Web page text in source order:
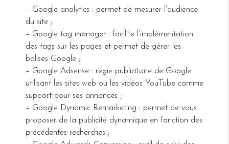
– Google analytics : permet de mesurer l’audience
du site ;
– Google tag manager : facilite l’implémentation
des tags sur les pages et permet de gérer les
balises Google ;
– Google Adsense : régie publicitaire de Google
utilisant les sites web ou les vidéos YouTube comme
support pour ses annonces ;
– Google Dynamic Remarketing : permet de vous
proposer de la publicité dynamique en fonction des
précédentes recherches ;